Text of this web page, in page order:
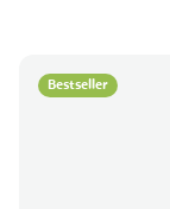
Bestseller